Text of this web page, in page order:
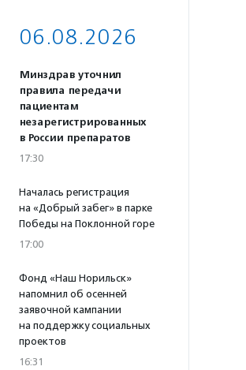
06.08.2026
Минздрав уточнил
правила передачи
пациентам
незарегистрированных
в России препаратов
17:30
Началась регистрация
на «Добрый забег» в парке
Победы на Поклонной горе
17:00
Фонд «Наш Норильск»
напомнил об осенней
заявочной кампании
на поддержку социальных
проектов
16:31